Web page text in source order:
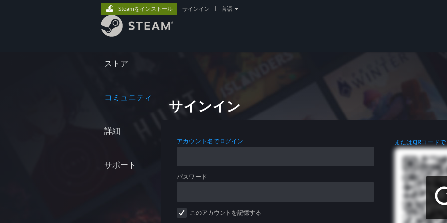
ストア
コミュニティ
詳細
サポート
Steamをインストール サインイン 言語
サインイン
アカウント名でログイン
パスワード
このアカウントを記憶する
またはQRコード